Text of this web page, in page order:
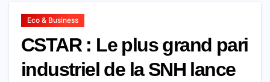
Eco & Business
CSTAR : Le plus grand pari
industriel de la SNH lance